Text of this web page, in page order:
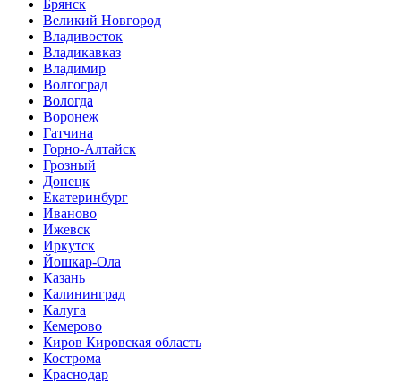
Брянск
Великий Новгород
Владивосток
Владикавказ
Владимир
Волгоград
Вологда
Воронеж
Гатчина
Горно-Алтайск
Грозный
Донецк
Екатеринбург
Иваново
Ижевск
Иркутск
Йошкар-Ола
Казань
Калининград
Калуга
Кемерово
Киров Кировская область
Кострома
Краснодар